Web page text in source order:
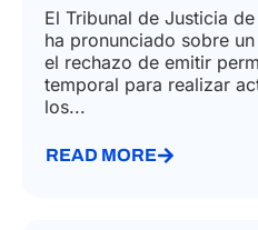
El Tribunal de Justicia
ha pronunciado sobre
el rechazo de emitir
temporal para realizar
los...
READ MORE